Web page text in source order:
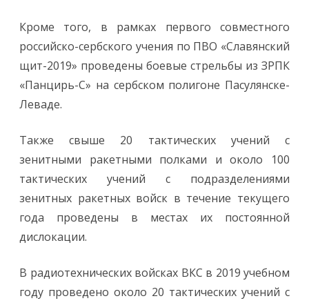
Кроме того, в рамках первого совместного
российско-сербского учения по ПВО «Славянский
щит-2019» проведены боевые стрельбы из ЗРПК
«Панцирь-С» на сербском полигоне Пасулянске-
Леваде.
Также свыше 20 тактических учений с
зенитными ракетными полками и около 100
тактических учений с подразделениями
зенитных ракетных войск в течение текущего
года проведены в местах их постоянной
дислокации.
В радиотехнических войсках ВКС в 2019 учебном
году проведено около 20 тактических учений с